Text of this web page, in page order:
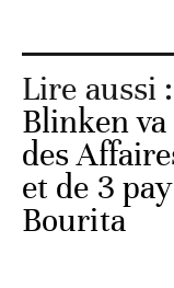
Lire aussi
Blinken
des
et de 3
Bourita